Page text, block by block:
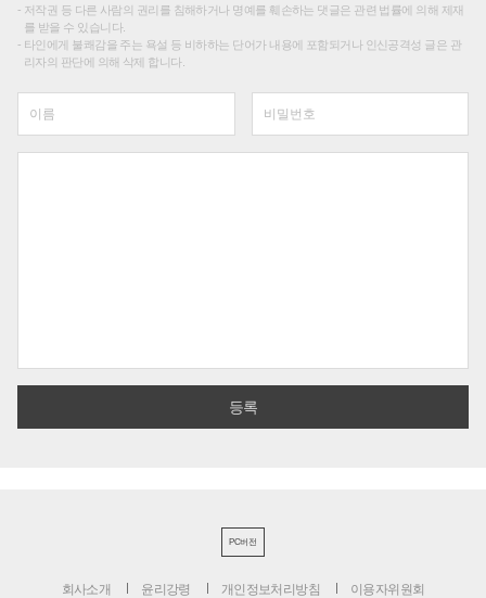
저작권 등 다른 사람의 권리를 침해하거나 명예를 훼손하는 댓글은 관련 법률에 의해 제재
를 받을 수 있습니다.
타인에게 불쾌감을 주는 욕설 등 비하하는 단어가 내용에 포함되거나 인신공격성 글은 관
리자의 판단에 의해 삭제 합니다.
PC버전
회사소개 윤리강령 개인정보처리방침 이용자위원회